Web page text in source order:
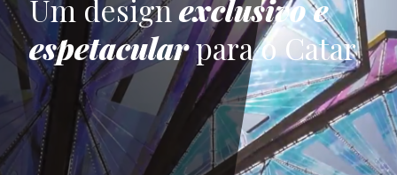
Um designexclusivo e
espetacularpara o Catar